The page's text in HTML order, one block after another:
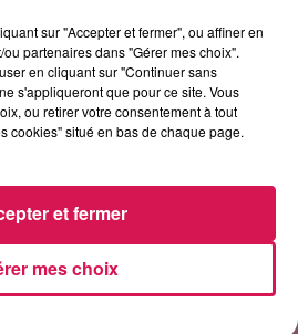
ONE REPUBLIC
Stars
CHRISTOPHE WILLEM
Systaime
PLUS CONSULTÉS
CHALEUR ET RISQUE
THIÉRACHE
Un temps typiquement estival
sur "Accepter et fermer", ou affiner en
partenaires dans "Gérer mes choix".
en cliquant sur "Continuer sans
s'appliqueront que pour ce site. Vous
ou retirer votre consentement à tout
cookies" situé en bas de chaque page.
mes choix
et fermer